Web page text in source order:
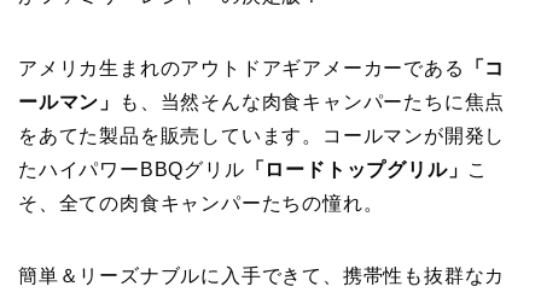
アメリカ生まれのアウトドアギアメーカーである
「コ
ールマン」
も、当然そんな肉食キャンパーたちに焦点
をあてた製品を販売しています。コールマンが開発し
たハイパワーBBQグリル 「ロードトップグリル」 こ
そ、全ての肉食キャンパーたちの憧れ。
簡単＆リーズナブルに入手できて、携帯性も抜群なカ